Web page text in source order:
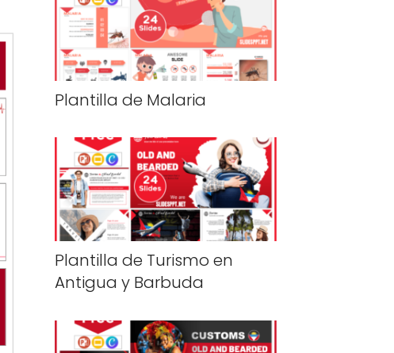
Plantilla de Malaria
Plantilla de Turismo en
Antigua y Barbuda